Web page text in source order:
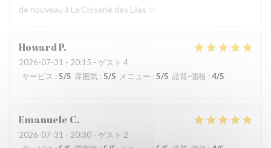
de nouveau à La Closerie des Lilas ✨
HowardP
2026-07-31 - 20:15 - ゲスト 4
サービス :5/5 雰囲気 : 5/5 メニュー :5/5 品質-価格 :4/5
Emanuele C
2026-07-31 - 20:30 - ゲスト 2